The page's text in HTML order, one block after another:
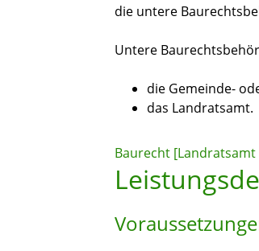
die untere
Untere
die Gemeinde-
das Landratsamt.
Baurecht [Landratsamt